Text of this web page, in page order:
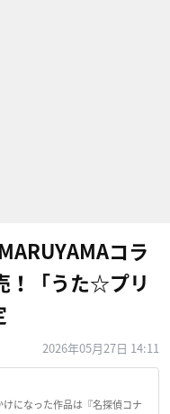
コラ
！「うた☆プリ
2026年05月27日 14:11
になった作品は『名探偵コナ